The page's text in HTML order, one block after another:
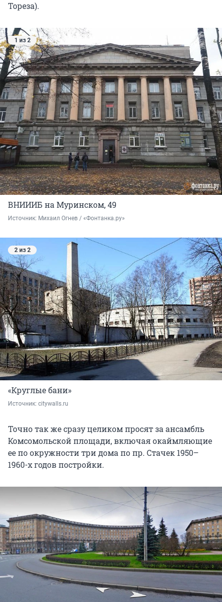
Тореза).
1 из 2
ВНИИИБ на Муринском, 49
Источник: Михаил Огнев / «Фонтанка.ру»
2 из 2
«Круглые бани»
Источник: citywalls.ru
Точно так же сразу целиком просят за ансамбль
Комсомольской площади, включая окаймляющие
ее по окружности три дома по пр. Стачек 1950–
1960-х годов постройки.